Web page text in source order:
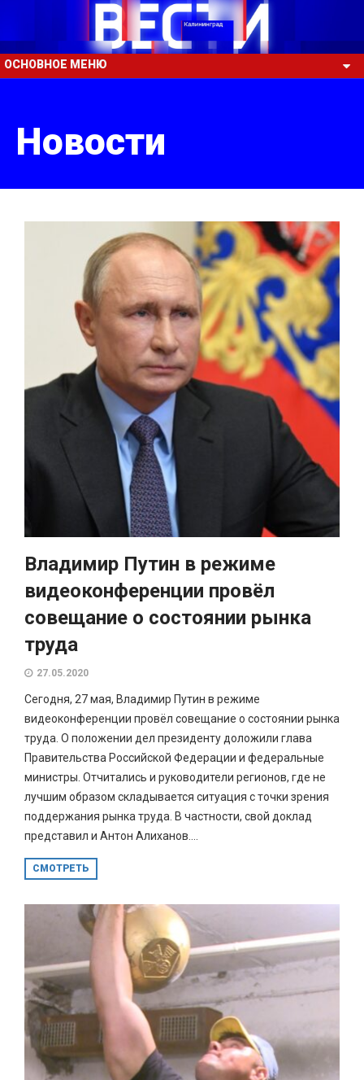
ОСНОВНОЕ МЕНЮ
Новости
Владимир Путин в режиме
видеоконференции провёл
совещание о состоянии рынка
труда
27.05.2020
Сегодня, 27 мая, Владимир Путин в режиме
видеоконференции провёл совещание о состоянии рынка
труда. О положении дел президенту доложили глава
Правительства Российской Федерации и федеральные
министры. Отчитались и руководители регионов, где не
лучшим образом складывается ситуация с точки зрения
поддержания рынка труда. В частности, свой доклад
представил и Антон Алиханов....
СМОТРЕТЬ